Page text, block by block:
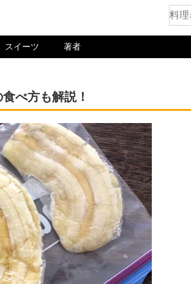
スイーツ 著者
べ方も解説！